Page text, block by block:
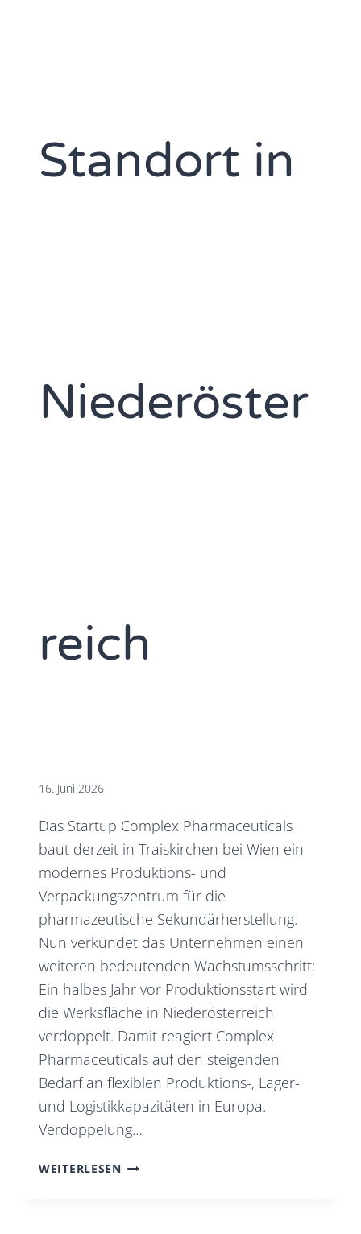
Standort in
Niederöster
reich
16. Juni 2026
Das Startup Complex Pharmaceuticals
baut derzeit in Traiskirchen bei Wien ein
modernes Produktions- und
Verpackungszentrum für die
pharmazeutische Sekundärherstellung.
Nun verkündet das Unternehmen einen
weiteren bedeutenden Wachstumsschritt:
Ein halbes Jahr vor Produktionsstart wird
die Werksfläche in Niederösterreich
verdoppelt. Damit reagiert Complex
Pharmaceuticals auf den steigenden
Bedarf an flexiblen Produktions-, Lager-
und Logistikkapazitäten in Europa.
Verdoppelung…
WEITERLESENCOMPLEX